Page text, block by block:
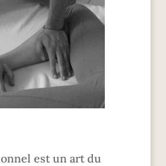
est un art du